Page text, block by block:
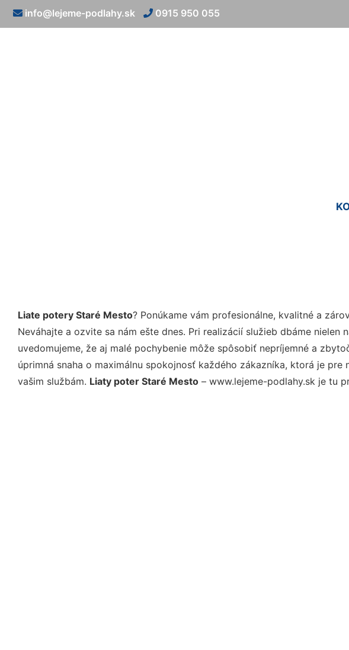
info@lejeme-podlahy.sk 0915 950 055
Liate potery Staré Mesto? Ponúkame vám profesionálne, kvalitné a
Neváhajte a ozvite sa nám ešte dnes. Pri realizácií služieb dbáme
uvedomujeme, že aj malé pochybenie môže spôsobiť nepríjemné a
úprimná snaha o maximálnu spokojnosť každého zákazníka, ktorá je
vašim službám. Liaty poter Staré Mesto – www.lejeme-podlahy.sk je tu